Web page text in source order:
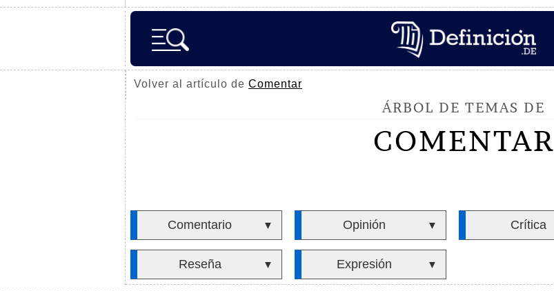
Volver al artículo de Comentar
ÁRBOL DE TEMAS DE
COMENTAR
Comentario ▼ Opinión ▼ Crítica
Reseña ▼ Expresión ▼